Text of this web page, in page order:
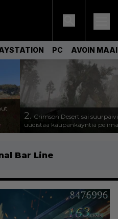
PC AVOIN
2. Crimson Desert sai
uudistaa kaupankäyntiä
Bar Line